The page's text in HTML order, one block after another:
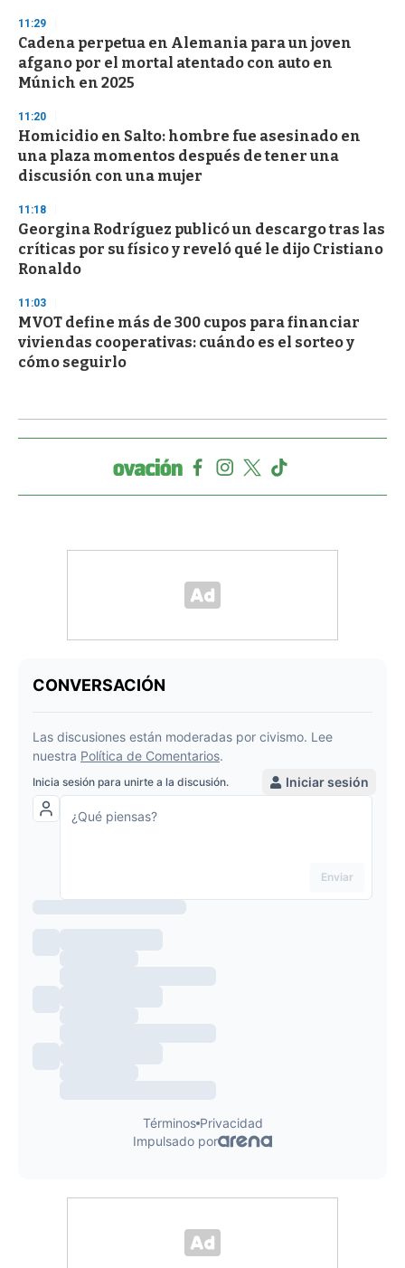
11:29
Cadena perpetua en Alemania para un joven
afgano por el mortal atentado con auto en
Múnich en 2025
11:20
Homicidio en Salto: hombre fue asesinado en
una plaza momentos después de tener una
discusión con una mujer
11:18
Georgina Rodríguez publicó un descargo tras las
críticas por su físico y reveló qué le dijo Cristiano
Ronaldo
11:03
MVOT define más de 300 cupos para financiar
viviendas cooperativas: cuándo es el sorteo y
cómo seguirlo